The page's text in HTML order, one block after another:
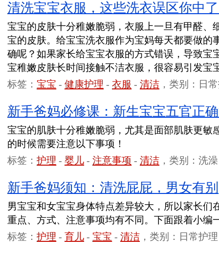
清洗宝宝衣服，这些洗衣误区你中
宝宝的皮肤十分稚嫩脆弱，衣服上一旦有甲醛、
宝的皮肤。给宝宝洗衣服作为宝妈每天都要做的
确呢？如果家长给宝宝衣服的方式错误，导致宝
宝稚嫩皮肤长时间接触不洁衣服，很容易引发宝
标签： 宝宝 - 健康护理 - 衣服 - 清洁 ，类别：日
新手爸妈必修课：新生宝宝五官正
宝宝的肌肤十分稚嫩脆弱，尤其是面部肌肤更敏
的时候需要注意以下事项！
标签： 护理 - 婴儿 - 注意事项 - 清洁 ，类别：洗澡
新手爸妈须知：清洗屁屁，男女有别
男宝宝和女宝宝身体特点差异较大，所以家长们
重点、方式、注意事项均有不同。下面跟着小编
标签： 护理 - 育儿 - 宝宝 - 清洁 ，类别：日常护理